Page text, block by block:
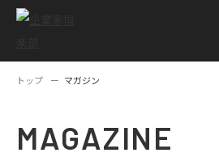
トップ マガジン
MAGAZINE